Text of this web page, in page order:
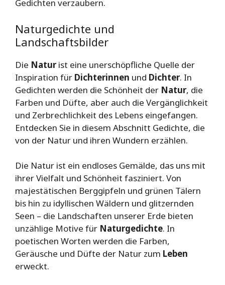
Gedichten verzaubern.
Naturgedichte und
Landschaftsbilder
Die Naturist eine unerschöpfliche Quelle der
Inspiration für Dichterinnen und Dichter. In
Gedichten werden die Schönheit der Natur, die
Farben und Düfte, aber auch die Vergänglichkeit
und Zerbrechlichkeit des Lebens eingefangen.
Entdecken Sie in diesem Abschnitt Gedichte, die
von der Natur und ihren Wundern erzählen.
Die Natur ist ein endloses Gemälde, das uns mit
ihrer Vielfalt und Schönheit fasziniert. Von
majestätischen Berggipfeln und grünen Tälern
bis hin zu idyllischen Wäldern und glitzernden
Seen – die Landschaften unserer Erde bieten
unzählige Motive für Naturgedichte. In
poetischen Worten werden die Farben,
Geräusche und Düfte der Natur zum Leben
erweckt.